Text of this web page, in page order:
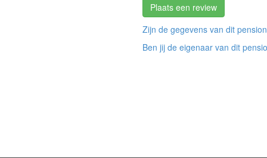
Plaats een review
Zijn de gegevens van dit
Ben jij de eigenaar van dit